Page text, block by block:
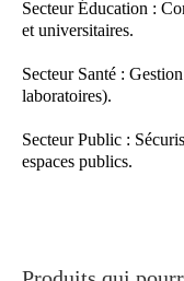
Secteur Éducation :
et universitaires.
Secteur Santé :
laboratoires).
Secteur Public :
espaces publics.